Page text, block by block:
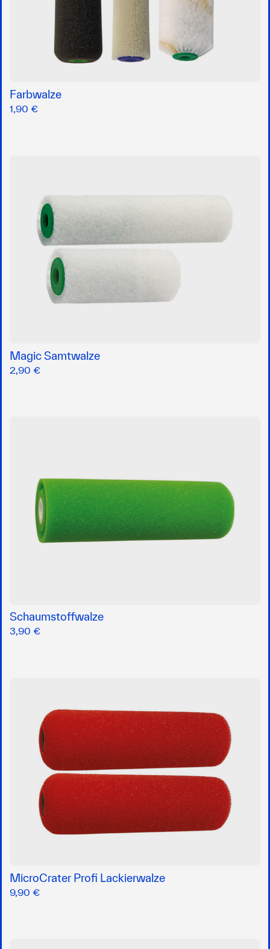
Farbwalze
1,90 €
Magic Samtwalze
2,90 €
Schaumstoffwalze
3,90 €
MicroCrater Profi Lackierwalze
9,90 €